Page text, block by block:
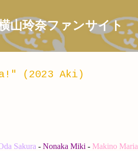
山玲奈ファンサイト
(2023 Aki)
Sakura - Nonaka Miki - Makino Maria